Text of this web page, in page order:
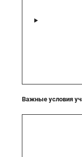
Важные условия